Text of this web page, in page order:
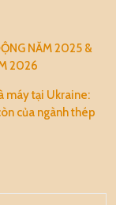
NĂM 2025 &
2026
máy tại Ukraine:
của ngành thép